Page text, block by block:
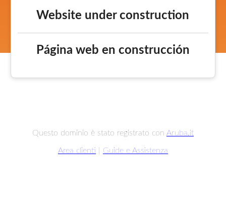
Website under construction
Página web en construcción
Questo dominio è stato registrato con Aruba.it
Area clienti Guide e Assistenza